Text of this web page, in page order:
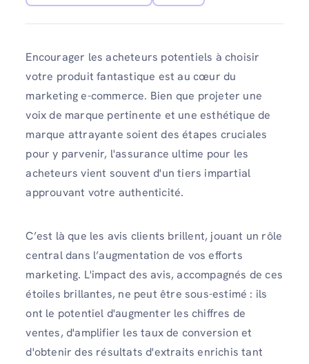
Encourager les acheteurs potentiels à choisir
votre produit fantastique est au cœur du
marketing e-commerce. Bien que projeter une
voix de marque pertinente et une esthétique de
marque attrayante soient des étapes cruciales
pour y parvenir, l'assurance ultime pour les
acheteurs vient souvent d'un tiers impartial
approuvant votre authenticité.
C’est là que les avis clients brillent, jouant un rôle
central dans l’augmentation de vos efforts
marketing. L'impact des avis, accompagnés de ces
étoiles brillantes, ne peut être sous-estimé : ils
ont le potentiel d'augmenter les chiffres de
ventes, d'amplifier les taux de conversion et
d'obtenir des résultats d'extraits enrichis tant